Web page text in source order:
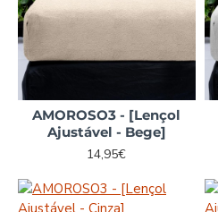
AMOROSO3 - [Lençol
Ajustável - Bege]
14,95€